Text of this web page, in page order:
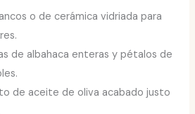
o de cerámica vidriada para
de albahaca enteras y pétalos de
de aceite de oliva acabado justo